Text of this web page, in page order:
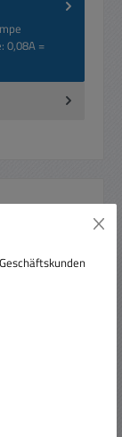
0,08A =